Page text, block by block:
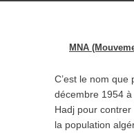
MNA
C’est le nom que
décembre 1954 à
Hadj pour
la population